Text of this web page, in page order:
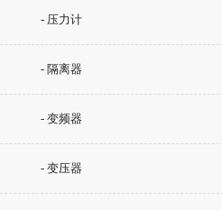
- 压力计
- 隔离器
- 变频器
- 变压器